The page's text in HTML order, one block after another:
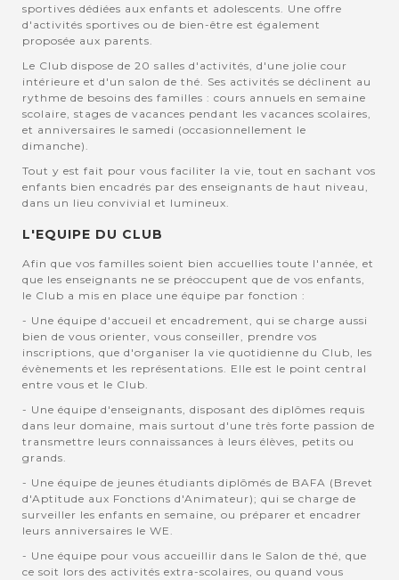
sportives dédiées aux enfants et adolescents. Une offre
d'activités sportives ou de bien-être est également
proposée aux parents.
Le Club dispose de 20 salles d'activités, d'une jolie cour
intérieure et d'un salon de thé. Ses activités se déclinent au
rythme de besoins des familles : cours annuels en semaine
scolaire, stages de vacances pendant les vacances scolaires,
et anniversaires le samedi (occasionnellement le
dimanche).
Tout y est fait pour vous faciliter la vie, tout en sachant vos
enfants bien encadrés par des enseignants de haut niveau,
dans un lieu convivial et lumineux.
L'EQUIPE DU CLUB
Afin que vos familles soient bien accuellies toute l'année, et
que les enseignants ne se préoccupent que de vos enfants,
le Club a mis en place une équipe par fonction :
- Une équipe d'accueil et encadrement, qui se charge aussi
bien de vous orienter, vous conseiller, prendre vos
inscriptions, que d'organiser la vie quotidienne du Club, les
évènements et les représentations. Elle est le point central
entre vous et le Club.
- Une équipe d'enseignants, disposant des diplômes requis
dans leur domaine, mais surtout d'une très forte passion de
transmettre leurs connaissances à leurs élèves, petits ou
grands.
- Une équipe de jeunes étudiants diplômés de BAFA (Brevet
d'Aptitude aux Fonctions d'Animateur); qui se charge de
surveiller les enfants en semaine, ou préparer et encadrer
leurs anniversaires le WE.
- Une équipe pour vous accueillir dans le Salon de thé, que
ce soit lors des activités extra-scolaires, ou quand vous